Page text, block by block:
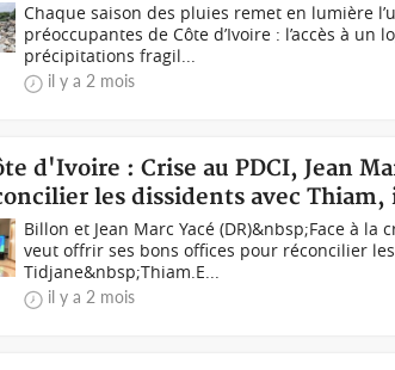
Chaque saison des pluies remet en lumière
préoccupantes de Côte d’Ivoire : l’accès à
précipitations fragil...
il y a 2 mois
d'Ivoire : Crise au PDCI, Jean
les dissidents avec
Billon et Jean Marc Yacé (DR)&nbsp;Face à la
veut offrir ses bons offices pour réconcilier
Tidjane&nbsp;Thiam.E...
il y a 2 mois